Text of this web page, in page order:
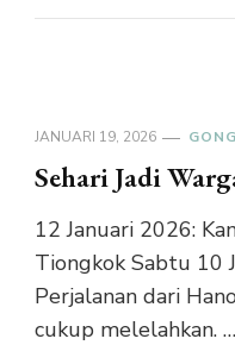
JANUARI 19, 2026
Sehari Jadi
12 Januari 2026:
Tiongkok Sabtu 10
Perjalanan dari
cukup melelahkan. …